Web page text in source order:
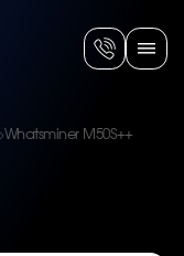
Whatsminer M50S++